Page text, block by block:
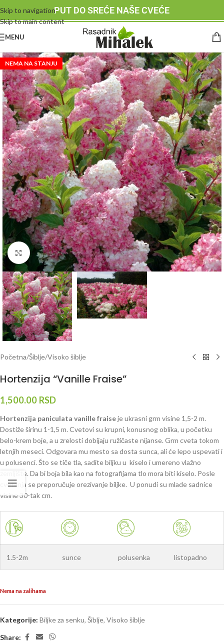
Skip to navigation
Skip to main content
PUT DO SREĆE NAŠE CVEĆE
MENU
NEMA NA STANJU
Klknite da uvećate
Početna/Šiblje/Visoko šiblje
Hortenzija “Vanille Fraise”
1,500.00 RSD
Hortenzija paniculata vanille fraiseje ukrasni grm visine 1,5-2 m.
Dostiže širinu 1-1,5 m. Cvetovi su krupni, konusnog oblika, u početku
belo-krem boje, a u zrelosti dobijaju ružičaste nijanse. Grm cveta tokom
letnjih meseci. Odgovara mu mesto sa dosta sunca, ali će lepo uspevati i
u polusenci. Što se tiče tla, sadite biljku u kiselo i umereno vlažno
zemljište. Da bi boja bila kao na fotografijama tlo mora biti kiselo. Posle
cvetanja se preporučuje orezivanje biljke. U ponudi su mlade sadnice
visine 30-tak cm.
1.5-2m sunce polusenka listopadno
Nema na zalihama
Kategorije: Biljke za senku, Šiblje, Visoko šiblje
Share: